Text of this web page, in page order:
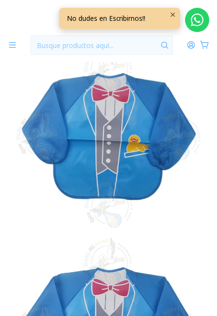
Baberos Baberos Manga Babero Manga Traje
No dudes en Escribirnos!!